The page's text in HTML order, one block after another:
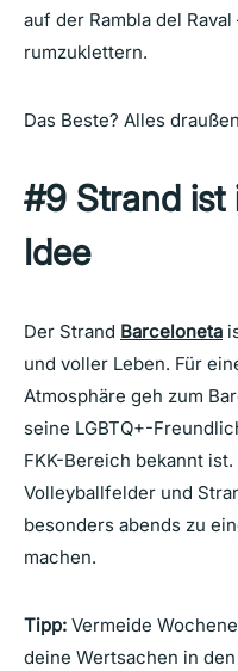
auf der Rambla del
rumzuklettern.
Das Beste? Alles
#9 Strand ist
Idee
Der Strand Barceloneta
und voller Leben. Für
Atmosphäre geh zum
seine LGBTQ+-
FKK-Bereich bekannt
Volleyballfelder und
besonders abends zu
machen.
Tipp: Vermeide
deine Wertsachen in